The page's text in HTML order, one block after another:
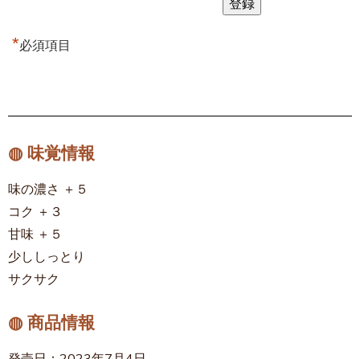
*必須項目
◍ 味覚情報
味の濃さ ＋５
コク ＋３
甘味 ＋５
少ししっとり
サクサク
◍ 商品情報